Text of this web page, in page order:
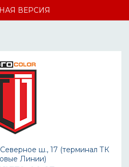
ВЕРСИЯ
ш., 17 (терминал ТК
Линии)